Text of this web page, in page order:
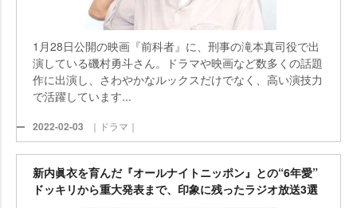
1月28日公開の映画『前科者』に、刑事の滝本真司役で出
演している磯村勇斗さん。ドラマや映画など数多くの話題
作に出演し、さわやかなルックスだけでなく、高い演技力
で活躍しています...
2022-02-03 ｜ドラマ｜
新内眞衣を育んだ『オールナイトニッポン』との“6年愛”
ドッキリから重大発表まで、印象に残ったラジオ放送3選